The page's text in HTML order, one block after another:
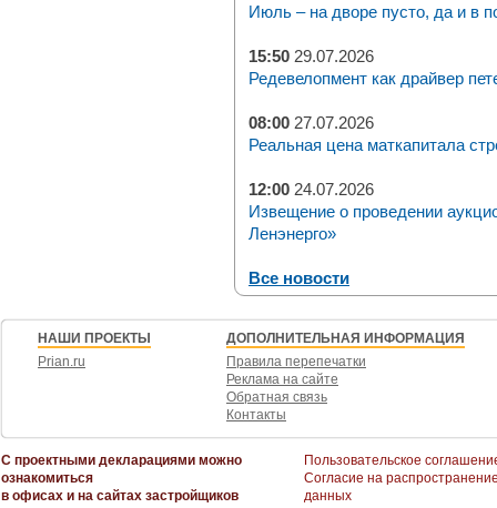
Июль – на дворе пусто, да и в
15:50 29.07.2026
Редевелопмент как драйвер
08:00 27.07.2026
Реальная цена маткапитала
12:00 24.07.2026
Извещение о проведении
Ленэнерго»
Все новости
НАШИ ПРОЕКТЫ
Prian.ru
ДОПОЛНИТЕЛЬНАЯ ИНФОРМАЦИЯ
Правила перепечатки
Реклама на сайте
Обратная связь
Контакты
С проектными декларациями можно
ознакомиться
в офисах и на сайтах застройщиков
Пользовательское
Согласие на
данных